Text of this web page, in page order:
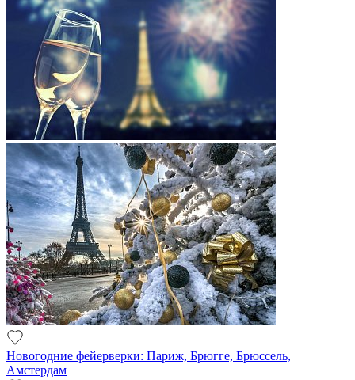
Новогодние фейерверки: Париж, Брюгге, Брюссель,
Амстердам